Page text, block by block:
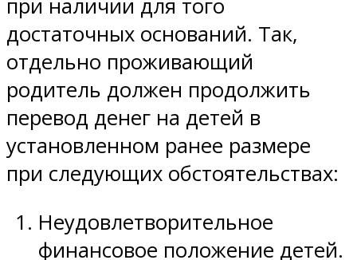
при наличии для того
достаточных оснований. Так,
отдельно проживающий
родитель должен продолжить
перевод денег на детей в
установленном ранее размере
при следующих обстоятельствах:
Неудовлетворительное
финансовое положение детей.